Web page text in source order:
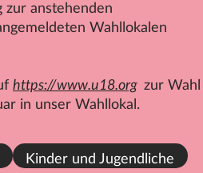
zur anstehenden
Wahllokalen
https://www.u18.org zur Wahl
in unser Wahllokal.
Kinder und Jugendliche